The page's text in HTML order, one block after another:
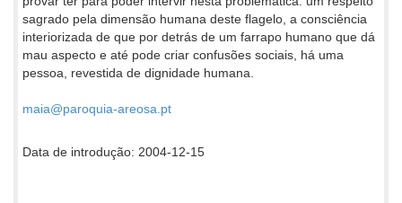
sagrado pela dimensão humana deste flagelo, a consciência
interiorizada de que por detrás de um farrapo humano que dá
mau aspecto e até pode criar confusões sociais, há uma
pessoa, revestida de dignidade humana.
maia@paroquia-areosa.pt
Data de introdução: 2004-12-15